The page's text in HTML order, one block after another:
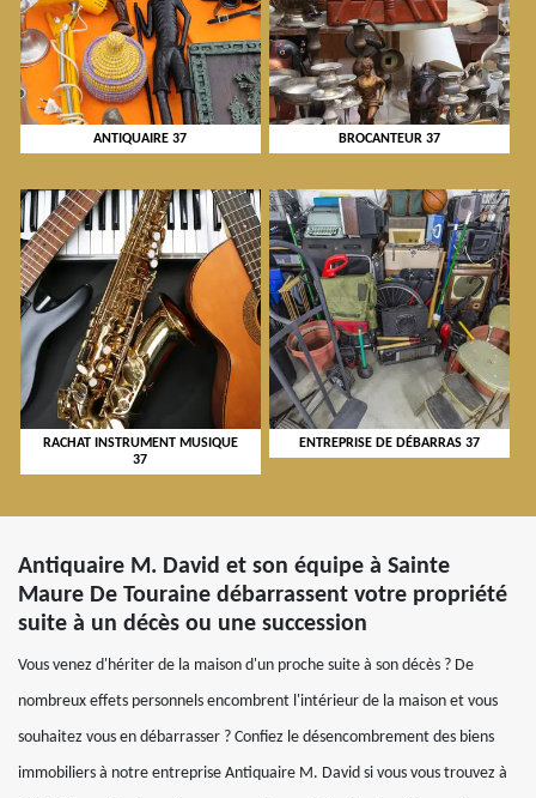
ANTIQUAIRE 37 BROCANTEUR 37
RACHAT INSTRUMENT MUSIQUE
37
ENTREPRISE DE DÉBARRAS 37
Antiquaire M. David et son équipe à Sainte
Maure De Touraine débarrassent votre propriété
suite à un décès ou une succession
Vous venez d'hériter de la maison d'un proche suite à son décès ? De
nombreux effets personnels encombrent l'intérieur de la maison et vous
souhaitez vous en débarrasser ? Confiez le désencombrement des biens
immobiliers à notre entreprise Antiquaire M. David si vous vous trouvez à